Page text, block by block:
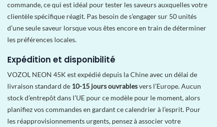
commande, ce qui est idéal pour tester les saveurs auxquelles votre
clientèle spécifique réagit. Pas besoin de s’engager sur 50 unités
d’une seule saveur lorsque vous êtes encore en train de déterminer
les préférences locales.
Expédition et disponibilité
VOZOL NEON 45K est expédié depuis la Chine avec un délai de
livraison standard de 10-15 jours ouvrablesvers l’Europe. Aucun
stock d’entrepôt dans l’UE pour ce modèle pour le moment, alors
planifiez vos commandes en gardant ce calendrier à l’esprit. Pour
les réapprovisionnements urgents, pensez à associer votre